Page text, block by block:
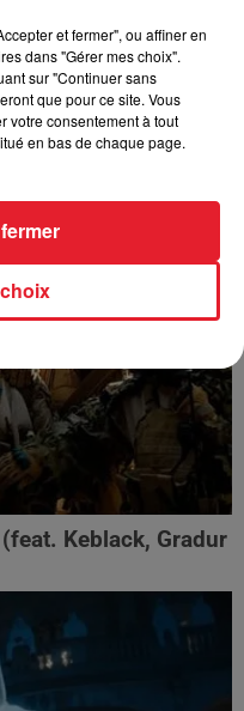
(feat. Keblack, Gradur
et fermer", ou affiner en
dans "Gérer mes choix".
sur "Continuer sans
que pour ce site. Vous
votre consentement à tout
en bas de chaque page.